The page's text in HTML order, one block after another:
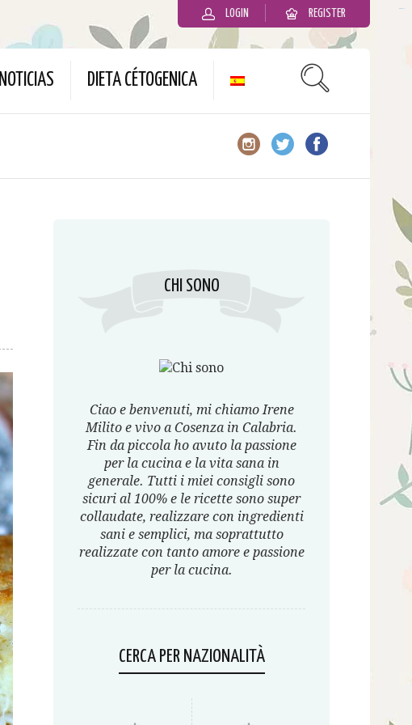
LOGIN REGISTER
NOTICIAS DIETA CÉTOGENICA
CHI SONO
Ciao e benvenuti, mi chiamo Irene
Milito e vivo a Cosenza in Calabria.
Fin da piccola ho avuto la passione
per la cucina e la vita sana in
generale. Tutti i miei consigli sono
sicuri al 100% e le ricette sono super
collaudate, realizzare con ingredienti
sani e semplici, ma soprattutto
realizzate con tanto amore e passione
per la cucina.
CERCA PER NAZIONALITÀ